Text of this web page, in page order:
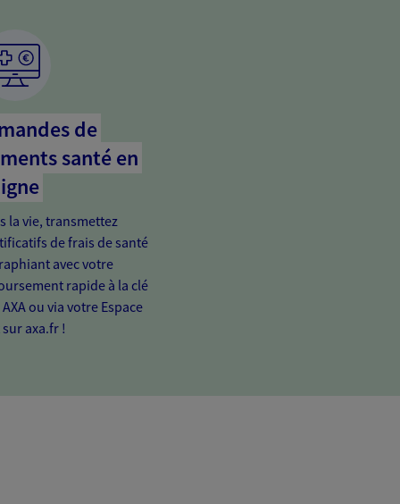
de
santé en
la vie, transmettez
de frais de santé
avec votre
rapide à la clé
ou via votre Espace
axa.fr !